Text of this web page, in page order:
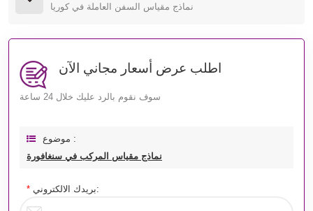
نماذج مقياس السفن العاملة في كوريا
اطلب عرض أسعار مجاني الآن
سوف نقوم بالرد عليك خلال 24 ساعة
موضوع :
نماذج مقياس المركب في سنغافورة
* بريدك الالكتروني: